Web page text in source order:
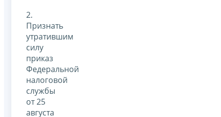
2.
Признать
утратившим
силу
приказ
Федеральной
налоговой
службы
от 25
августа